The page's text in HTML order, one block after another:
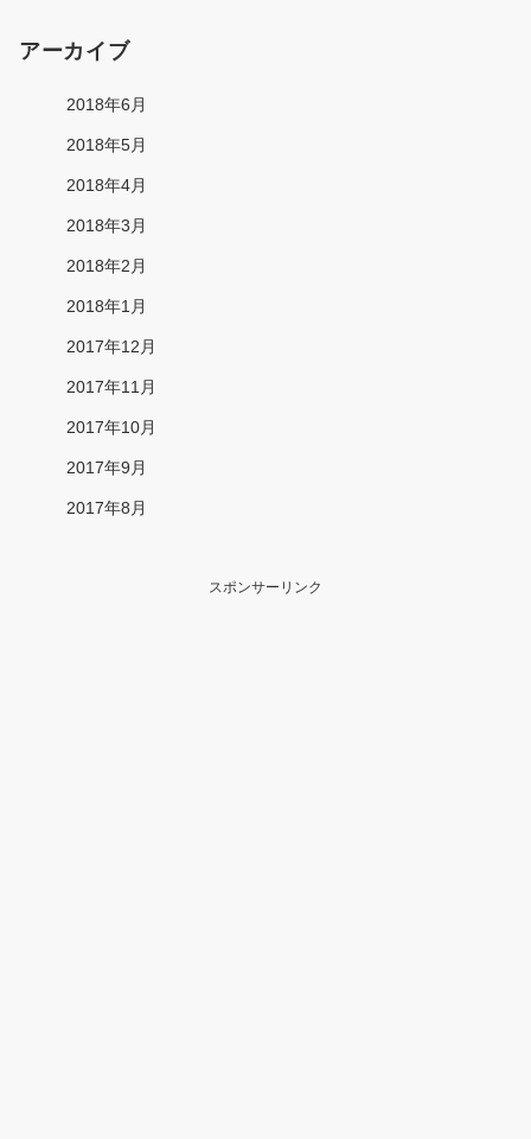
アーカイブ
2018年6月
2018年5月
2018年4月
2018年3月
2018年2月
2018年1月
2017年12月
2017年11月
2017年10月
2017年9月
2017年8月
スポンサーリンク